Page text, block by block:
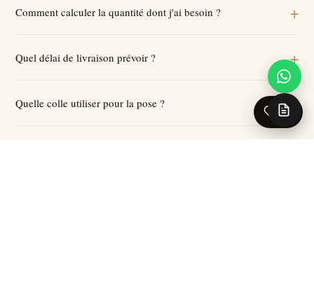
Comment calculer la quantité dont j'ai besoin ?
Quel délai de livraison prévoir ?
Quelle colle utiliser pour la pose ?
0